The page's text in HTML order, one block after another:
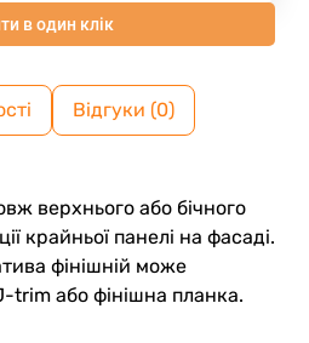
в один клік
Відгуки (0)
верхнього або бічного
крайньої панелі на фасаді.
фінішній може
trim або фінішна планка.